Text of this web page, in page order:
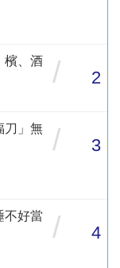
檳、酒
/ 2
刀」無
/ 3
好當
/ 4